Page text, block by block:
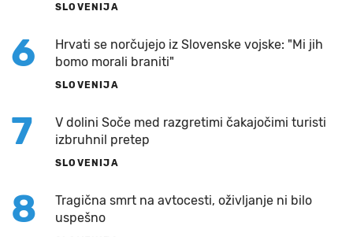
SLOVENIJA
6
Hrvati se norčujejo iz Slovenske vojske: "Mi jih
bomo morali braniti"
SLOVENIJA
7
V dolini Soče med razgretimi čakajočimi turisti
izbruhnil pretep
SLOVENIJA
8
Tragična smrt na avtocesti, oživljanje ni bilo
uspešno